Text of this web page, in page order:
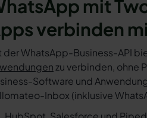
mit
verbinden
der WhatsApp-Business-API
zu verbinden, ohne
Software und
Inbox (inklusive